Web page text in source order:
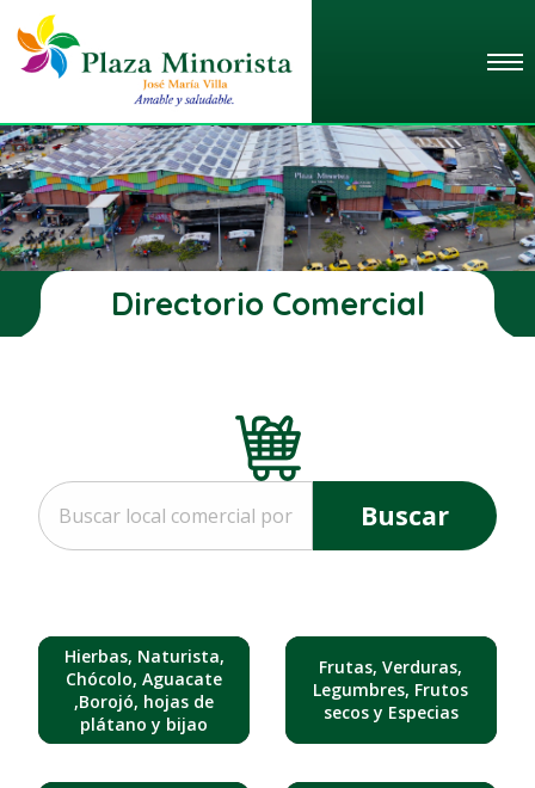
Directorio Comercial
Buscar
Hierbas, Naturista,
Chócolo, Aguacate
,Borojó, hojas de
plátano y bijao
Frutas, Verduras,
Legumbres, Frutos
secos y Especias